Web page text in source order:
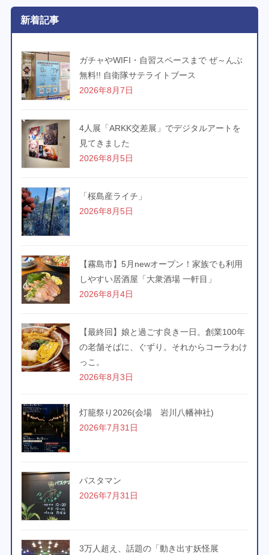
新着記事
ガチャやWIFI・自習スペースまで ぜ～んぶ
無料!! 自衛隊サテライトブース
2026年8月7日
4人展「ARKK交差展」でデジタルアートを
見てきました
2026年8月5日
「桜島産ライチ」
2026年8月5日
【霧島市】5月newオープン！家族でも利用
しやすい居酒屋「大衆酒場 一軒目」
2026年8月4日
【最終回】娘と過ごす良き一日。創業100年
の老舗そばに、ぐずり。それからコーラわけ
っこ。
2026年8月3日
灯籠祭り2026(会場 岩川八幡神社)
2026年7月31日
パスタマン
2026年7月31日
3万人超え、話題の「動き出す妖怪展